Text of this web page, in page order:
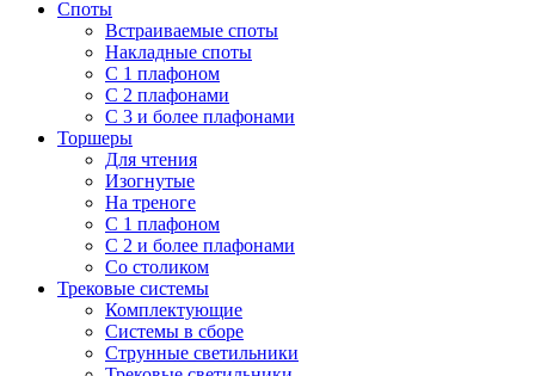
Споты
Встраиваемые споты
Накладные споты
С 1 плафоном
С 2 плафонами
С 3 и более плафонами
Торшеры
Для чтения
Изогнутые
На треноге
С 1 плафоном
С 2 и более плафонами
Со столиком
Трековые системы
Комплектующие
Системы в сборе
Струнные светильники